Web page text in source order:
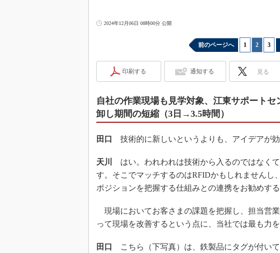
ス
日
2024年12月06日 08時00分 公開
前のページへ 1 2 3
印刷する 通知する 見る
自社の作業現場も見学対象、江東サポートセ
卸し期間の短縮（3日→3.5時間）
田口 技術的に新しいというよりも、アイデアが効
天川
はい。われわれは技術から入るのではなく
す。そこでマッチするのはRFIDかもしれませんし
ポジションを把握する仕組みとの連携をお勧めする
現場においてお客さまの課題を把握し、担当営
って現場を改善するという点に、当社では最も力
田口
こちら（下写真）は、鉄製品にタグが付い